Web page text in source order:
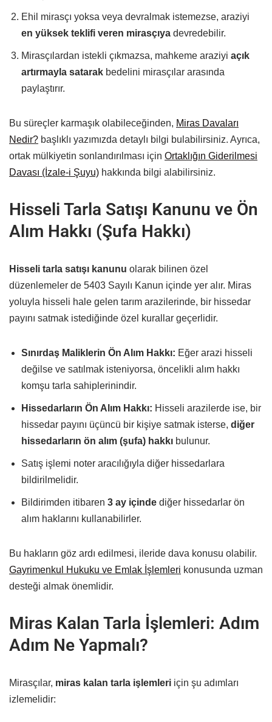
Ehil mirasçı yoksa veya devralmak istemezse, araziyi
en yüksek teklifi veren mirasçıya devredebilir.
Mirasçılardan istekli çıkmazsa, mahkeme araziyi açık
artırmayla satarak bedelini mirasçılar arasında
paylaştırır.
Bu süreçler karmaşık olabileceğinden, Miras Davaları
Nedir? başlıklı yazımızda detaylı bilgi bulabilirsiniz. Ayrıca,
ortak mülkiyetin sonlandırılması için Ortaklığın Giderilmesi
Davası (İzale-i Şuyu) hakkında bilgi alabilirsiniz.
Hisseli Tarla Satışı Kanunu ve Ön
Alım Hakkı (Şufa Hakkı)
Hisseli tarla satışı kanunu olarak bilinen özel
düzenlemeler de 5403 Sayılı Kanun içinde yer alır. Miras
yoluyla hisseli hale gelen tarım arazilerinde, bir hissedar
payını satmak istediğinde özel kurallar geçerlidir.
Sınırdaş Maliklerin Ön Alım Hakkı: Eğer arazi hisseli
değilse ve satılmak isteniyorsa, öncelikli alım hakkı
komşu tarla sahiplerinindir.
Hissedarların Ön Alım Hakkı: Hisseli arazilerde ise, bir
hissedar payını üçüncü bir kişiye satmak isterse, diğer
hissedarların ön alım (şufa) hakkı bulunur.
Satış işlemi noter aracılığıyla diğer hissedarlara
bildirilmelidir.
Bildirimden itibaren 3 ay içinde diğer hissedarlar ön
alım haklarını kullanabilirler.
Bu hakların göz ardı edilmesi, ileride dava konusu olabilir.
Gayrimenkul Hukuku ve Emlak İşlemleri konusunda uzman
desteği almak önemlidir.
Miras Kalan Tarla İşlemleri: Adım
Adım Ne Yapmalı?
Mirasçılar, miras kalan tarla işlemleri için şu adımları
izlemelidir: